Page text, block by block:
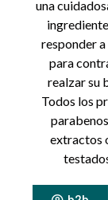
una
responder
para
realzar su
Todos los
extractos